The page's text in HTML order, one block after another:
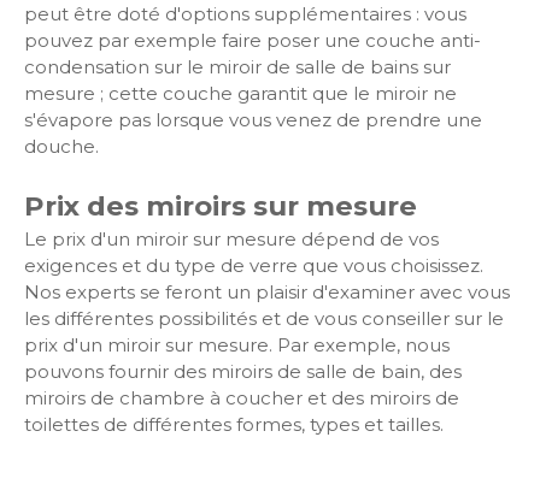
peut être doté d'options supplémentaires : vous
pouvez par exemple faire poser une couche anti-
condensation sur le miroir de salle de bains sur
mesure ; cette couche garantit que le miroir ne
s'évapore pas lorsque vous venez de prendre une
douche.
Prix des miroirs sur mesure
Le prix d'un miroir sur mesure dépend de vos
exigences et du type de verre que vous choisissez.
Nos experts se feront un plaisir d'examiner avec vous
les différentes possibilités et de vous conseiller sur le
prix d'un miroir sur mesure. Par exemple, nous
pouvons fournir des miroirs de salle de bain, des
miroirs de chambre à coucher et des miroirs de
toilettes de différentes formes, types et tailles.